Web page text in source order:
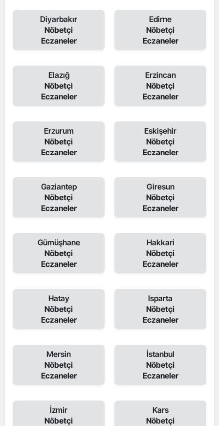
Diyarbakır
Nöbetçi
Eczaneler
Edirne
Nöbetçi
Eczaneler
Elazığ
Nöbetçi
Eczaneler
Erzincan
Nöbetçi
Eczaneler
Erzurum
Nöbetçi
Eczaneler
Eskişehir
Nöbetçi
Eczaneler
Gaziantep
Nöbetçi
Eczaneler
Giresun
Nöbetçi
Eczaneler
Gümüşhane
Nöbetçi
Eczaneler
Hakkari
Nöbetçi
Eczaneler
Hatay
Nöbetçi
Eczaneler
Isparta
Nöbetçi
Eczaneler
Mersin
Nöbetçi
Eczaneler
İstanbul
Nöbetçi
Eczaneler
İzmir
Nöbetçi
Kars
Nöbetçi